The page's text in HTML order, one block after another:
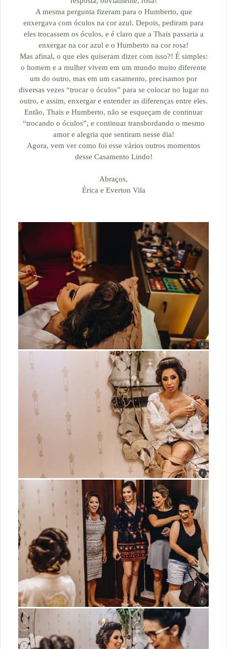
A mesma pergunta fizeram para o Humberto, que
enxergava com óculos na cor azul. Depois, pediram para
eles trocassem os óculos, e é claro que a Thais passaria a
enxergar na cor azul e o Humberto na cor rosa!
Mas afinal, o que eles quiseram dizer com isso?! É simples:
o homem e a mulher vivem em um mundo muito diferente
um do outro, mas em um casamento, precisamos por
diversas vezes “trocar o óculos” para se colocar no lugar no
outro, e assim, enxergar e entender as diferenças entre eles.
Então, Thais e Humberto, não se esqueçam de continuar
“trocando o óculos”, e continuar transbordando o mesmo
amor e alegria que sentiram nesse dia!
Agora, vem ver como foi esse vários outros momentos
desse Casamento Lindo!
Abraços,
Érica e Everton Vila